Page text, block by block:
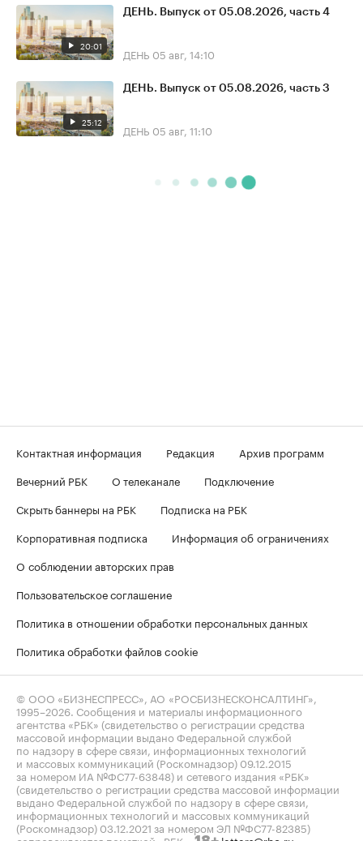
20:01
ДЕНЬ. Выпуск от 05.08.2026, часть 4
ДЕНЬ 05 авг, 14:10
25:12
ДЕНЬ. Выпуск от 05.08.2026, часть 3
ДЕНЬ 05 авг, 11:10
Контактная информация Редакция
Архив программ
Вечерний РБК
О телеканале
Подключение
Скрыть баннеры на РБК
Подписка на РБК
Корпоративная подписка
Информация об ограничениях
О соблюдении авторских прав
Пользовательское соглашение
Политика в отношении обработки персональных данных
Политика обработки файлов cookie
© ООО «БИЗНЕСПРЕСС», АО «РОСБИЗНЕСКОНСАЛТИНГ»,
1995–2026 . Сообщения и материалы информационного
агентства «РБК» (свидетельство о регистрации средства
массовой информации выдано Федеральной службой
по надзору в сфере связи, информационных технологий
и массовых коммуникаций (Роскомнадзор) 09.12.2015
за номером ИА №ФС77-63848) и сетевого издания «РБК»
(свидетельство о регистрации средства массовой информации
выдано Федеральной службой по надзору в сфере связи,
информационных технологий и массовых коммуникаций
(Роскомнадзор) 03.12.2021 за номером ЭЛ №ФС77-82385)